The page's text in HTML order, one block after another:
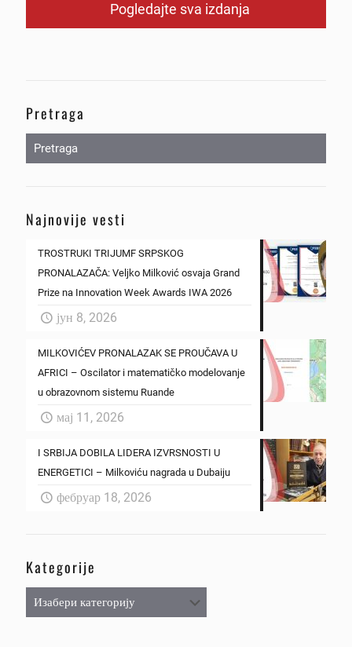
Pogledajte sva izdanja
Pretraga
Najnovije vesti
TROSTRUKI TRIJUMF SRPSKOG
PRONALAZAČA: Veljko Milković osvaja Grand
Prize na Innovation Week Awards IWA 2026
јун 8, 2026
MILKOVIĆEV PRONALAZAK SE PROUČAVA U
AFRICI – Oscilator i matematičko modelovanje
u obrazovnom sistemu Ruande
мај 11, 2026
I SRBIJA DOBILA LIDERA IZVRSNOSTI U
ENERGETICI – Milkoviću nagrada u Dubaiju
фебруар 18, 2026
Kategorije
Kategorije